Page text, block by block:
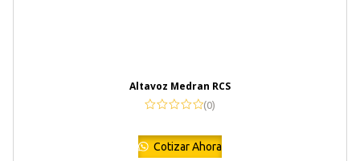
Altavoz Medran RCS
(0)
Cotizar Ahora